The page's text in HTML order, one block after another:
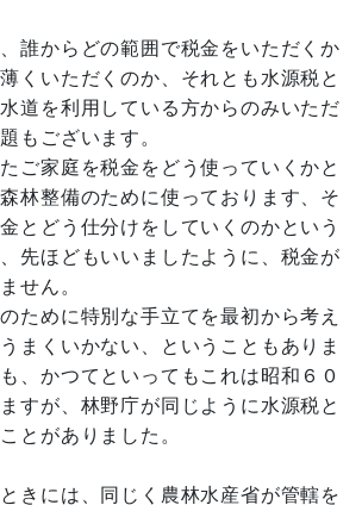
誰からどの範囲で税金をいただくか
くいただくのか、それとも水源税と
道を利用している方からのみいただ
もございます。
ご家庭を税金をどう使っていくかと
林整備のために使っております、そ
とどう仕分けをしていくのかという
先ほどもいいましたように、税金が
せん。
ために特別な手立てを最初から考え
まくいかない、ということもありま
、かつてといってもこれは昭和６０
すが、林野庁が同じように水源税と
とがありました。
きには、同じく農林水産省が管轄を